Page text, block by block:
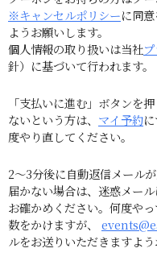
※キャンセルポリシーに同
ようお願いします。
個人情報の取り扱いは当社
針）に基づいて行われます。
「支払いに進む」ボタンを
ないという方は、 マイ予約
度やり直してください。
2～3分後に自動返信メール
届かない場合は、迷惑メー
お確かめください。何度や
数をかけますが、
ルをお送りいただきますよう